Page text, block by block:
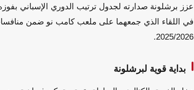
عزز برشلونة صدارته لجدول ترتيب الدوري الإسباني
في اللقاء الذي جمعهما على ملعب كامب نو ضمن منافسات
2025/2026.
بداية قوية لبرشلونة